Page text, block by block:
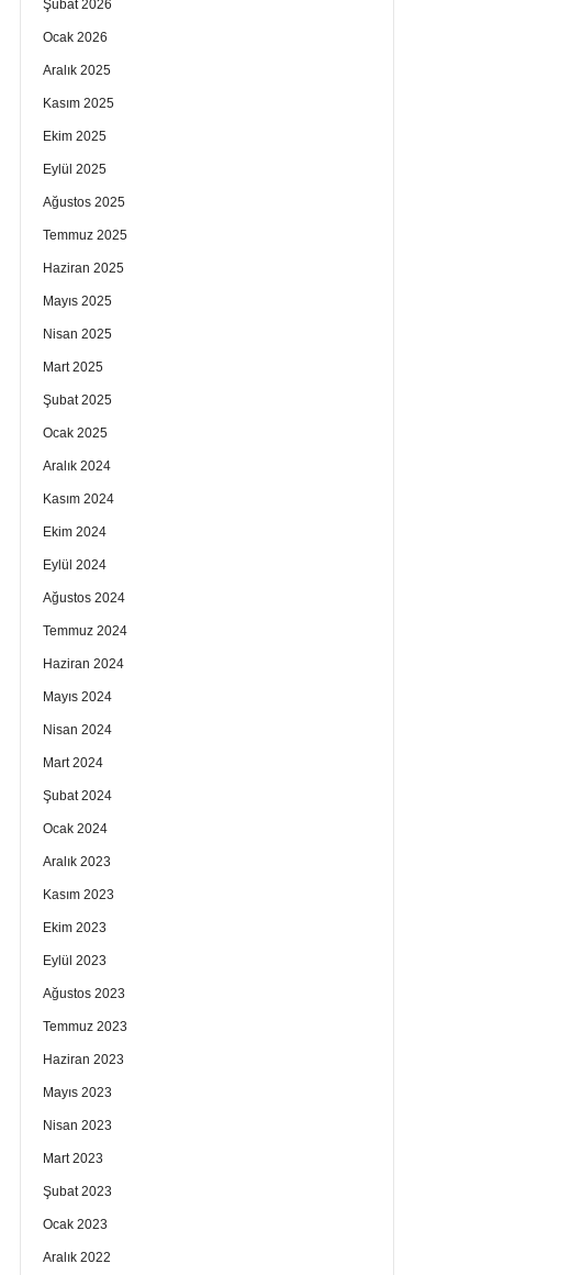
Şubat 2026
Ocak 2026
Aralık 2025
Kasım 2025
Ekim 2025
Eylül 2025
Ağustos 2025
Temmuz 2025
Haziran 2025
Mayıs 2025
Nisan 2025
Mart 2025
Şubat 2025
Ocak 2025
Aralık 2024
Kasım 2024
Ekim 2024
Eylül 2024
Ağustos 2024
Temmuz 2024
Haziran 2024
Mayıs 2024
Nisan 2024
Mart 2024
Şubat 2024
Ocak 2024
Aralık 2023
Kasım 2023
Ekim 2023
Eylül 2023
Ağustos 2023
Temmuz 2023
Haziran 2023
Mayıs 2023
Nisan 2023
Mart 2023
Şubat 2023
Ocak 2023
Aralık 2022